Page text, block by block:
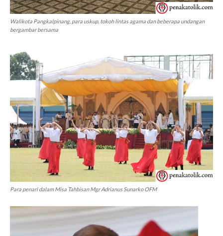
Walikota Pangkalpinang, para uskup, tokoh lintas agama dan beberapa undangan
bergambar bersama
Para penari dalam Misa Tahbisan Mgr Adrianus Sunarko OFM